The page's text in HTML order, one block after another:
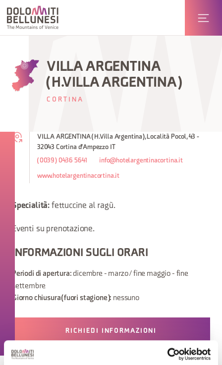
VILLA ARGENTINA
(H.VILLA ARGENTINA)
CORTINA
VILLA ARGENTINA (H.Villa Argentina), Località Pocol, 43 -
32043 Cortina d'Ampezzo IT
(0039) 0436 5641 info@hotelargentinacortina.it
www.hotelargentinacortina.it
Specialità: fettuccine al ragù.
Eventi su prenotazione.
INFORMAZIONI SUGLI ORARI
Periodi di apertura: dicembre - marzo / fine maggio - fine
settembre
Giorno chiusura (fuori stagione): nessuno
RICHIEDI INFORMAZIONI